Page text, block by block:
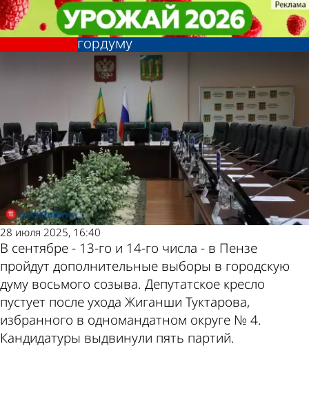
5 партий выдвинули кандидатов
на допвыборы в Пензенскую
гордуму
Политика
28 июля 2025, 16:40
В сентябре - 13-го и 14-го числа - в Пензе
пройдут дополнительные выборы в городскую
думу восьмого созыва. Депутатское кресло
пустует после ухода Жиганши Туктарова,
избранного в одномандатном округе № 4.
Кандидатуры выдвинули пять партий.
5 партий выдвинули кандидатов
на допвыборы в Пензенскую
гордуму
Политика
Другие новости по
теме
Погода и курсы
валют в Пензе